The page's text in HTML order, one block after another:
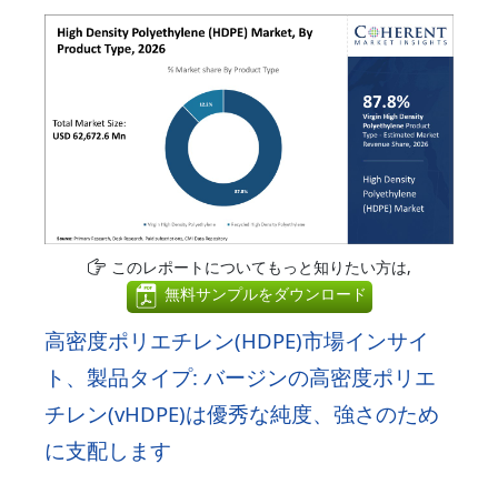
このレポートについてもっと知りたい方は,
無料サンプルをダウンロード
高密度ポリエチレン(HDPE)市場インサイ
ト、製品タイプ: バージンの高密度ポリエ
チレン(vHDPE)は優秀な純度、強さのため
に支配します